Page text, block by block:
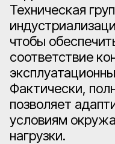
Техническая
чтобы
соответствие
Фактически,
позволяет
условиям
нагрузки.